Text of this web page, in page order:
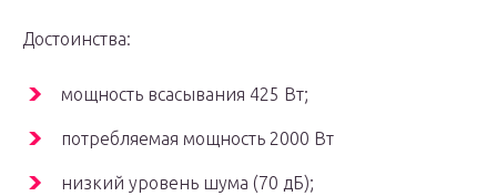
Достоинства:
мощность всасывания 425 Вт;
потребляемая мощность 2000 Вт
низкий уровень шума (70 дБ);